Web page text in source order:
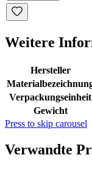
Weitere
Hersteller
Verpackungseinheit
Gewicht
Press to skip carousel
Verwandte